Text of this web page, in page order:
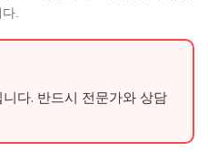
다.
다. 반드시 전문가와 상담